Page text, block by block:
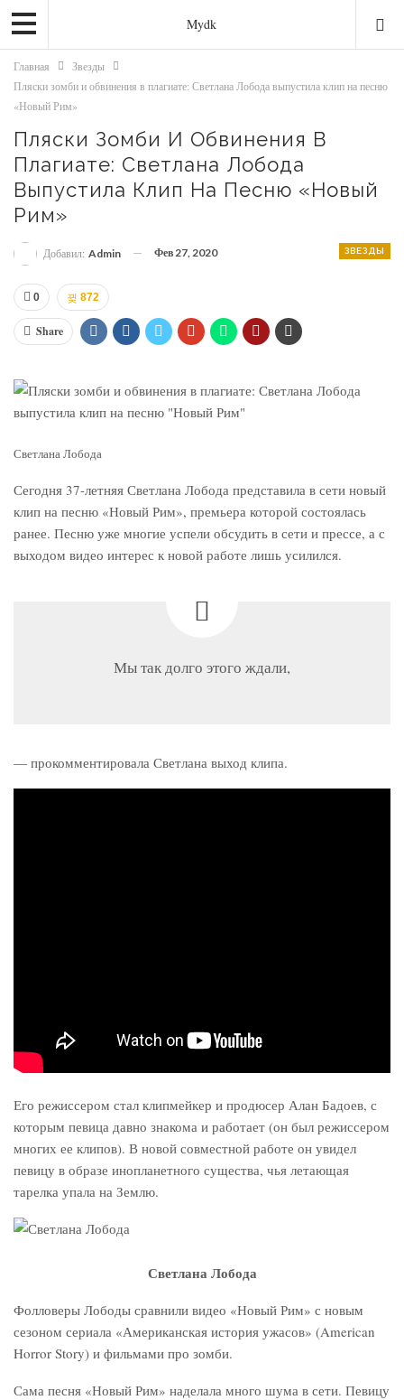
Mydk
Главная
Звезды
Пляски зомби и обвинения в плагиате: Светлана Лобода выпустила клип на песню
«Новый Рим»
Пляски Зомби И Обвинения В
Плагиате: Светлана Лобода
Выпустила Клип На Песню «Новый
Рим»
ЗВЕЗДЫ
Добавил: Admin Фев 27, 2020
0 872
Share
Светлана Лобода
Сегодня 37-летняя Светлана Лобода представила в сети новый
клип на песню «Новый Рим», премьера которой состоялась
ранее. Песню уже многие успели обсудить в сети и прессе, а с
выходом видео интерес к новой работе лишь усилился.
Мы так долго этого ждали,
— прокомментировала Светлана выход клипа.
Его режиссером стал клипмейкер и продюсер Алан Бадоев, с
которым певица давно знакома и работает (он был режиссером
многих ее клипов). В новой совместной работе он увидел
певицу в образе инопланетного существа, чья летающая
тарелка упала на Землю.
Светлана Лобода
Фолловеры Лободы сравнили видео «Новый Рим» с новым
сезоном сериала «Американская история ужасов» (American
Horror Story) и фильмами про зомби.
Сама песня «Новый Рим» наделала много шума в сети. Певицу